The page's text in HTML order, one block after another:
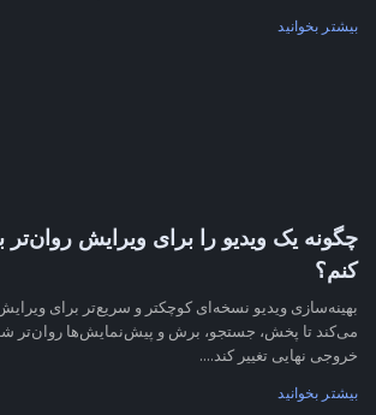
بیشتر بخوانید
چگونه یک ویدیو را برای ویرایش روان‌تر
کنم؟
بهینه‌سازی ویدیو نسخه‌ای کوچکتر و سریع‌تر برای
می‌کند تا پخش، جستجو، برش و پیش‌نمایش‌ها روان‌تر
خروجی نهایی تغییر کند....
بیشتر بخوانید